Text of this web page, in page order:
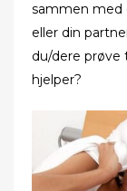
sammen med
eller din
du/dere prøve
hjelper?